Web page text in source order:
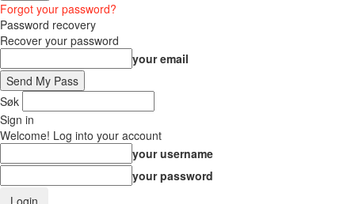
Forgot your password?
Password recovery
Recover your password
your email
Søk
Sign in
Welcome! Log into your account
your username
your password